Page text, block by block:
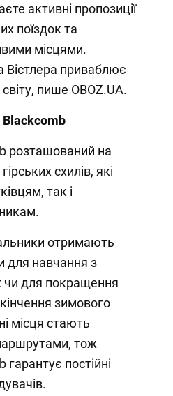
активні пропозиції
поїздок та
місцями.
Вістлера приваблює
світу, пише OBOZ.UA.
розташований на
схилів, які
так і
отримають
для навчання з
чи для покращення
зимового
місця стають
тож
постійні